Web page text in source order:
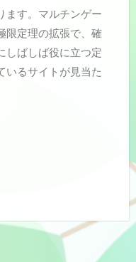
ます。マルチンゲー
限定理の拡張で、確
しばしば役に立つ定
いるサイトが見当た